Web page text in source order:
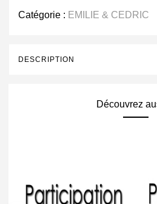
Catégorie : EMILIE & CEDRIC
DESCRIPTION
Découvrez